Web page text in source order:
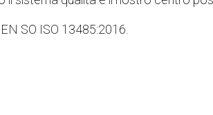
SO ISO 13485:2016.